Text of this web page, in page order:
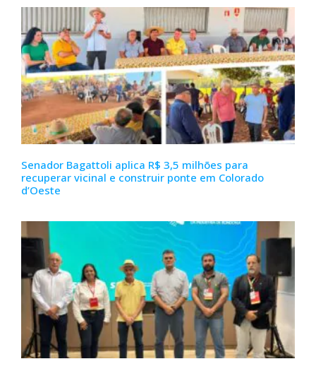
Senador Bagattoli aplica R$ 3,5 milhões para
recuperar vicinal e construir ponte em Colorado
d’Oeste